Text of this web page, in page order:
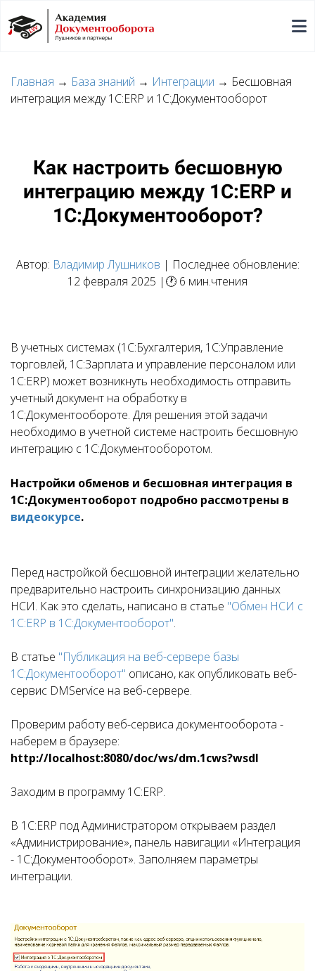
Главная → База знаний → Интеграции → Бесшовная
интеграция между 1С:ERP и 1С:Документооборот
Как настроить бесшовную
интеграцию между 1С:ERP и
1С:Документооборот?
Автор: Владимир Лушников | Последнее обновление:
12 февраля 2025 |🕐 6 мин.чтения
В учетных системах (1С:Бухгалтерия, 1С:Управление
торговлей, 1С:Зарплата и управление персоналом или
1С:ERP) может возникнуть необходимость отправить
учетный документ на обработку в
1С:Документообороте. Для решения этой задачи
необходимо в учетной системе настроить бесшовную
интеграцию с 1С:Документооборотом.
Настройки обменов и бесшовная интеграция в
1С:Документооборот подробно рассмотрены в
видеокурсе.
Перед настройкой бесшовной интеграции желательно
предварительно настроить синхронизацию данных
НСИ. Как это сделать, написано в статье "Обмен НСИ с
1С:ERP в 1С:Документооборот".
В статье "Публикация на веб-сервере базы
1С:Документооборот" описано, как опубликовать веб-
сервис DMService на веб-сервере.
Проверим работу веб-сервиса документооборота -
наберем в браузере:
http://localhost:8080/doc/ws/dm.1cws?wsdl
Заходим в программу 1С:ERP.
В 1С:ERP под Администратором открываем раздел
«Администрирование», панель навигации «Интеграция
- 1С:Документооборот». Заполняем параметры
интеграции.